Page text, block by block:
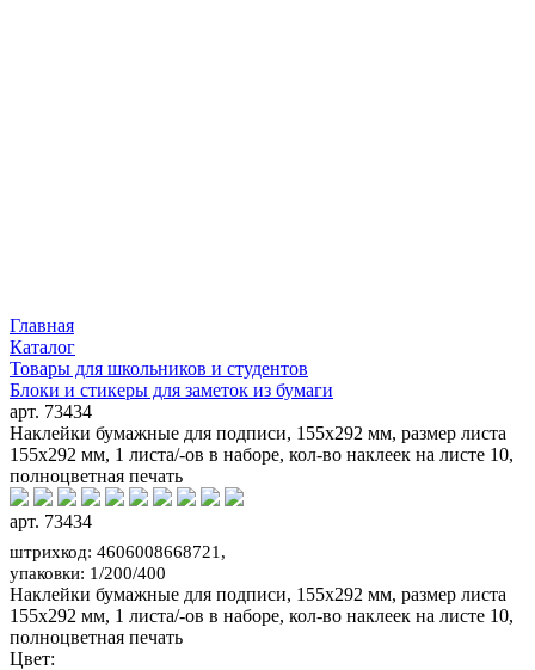
Главная
Каталог
Товары для школьников и студентов
Блоки и стикеры для заметок из бумаги
арт. 73434
Наклейки бумажные для подписи, 155х292 мм, размер листа
155х292 мм, 1 листа/-ов в наборе, кол-во наклеек на листе 10,
полноцветная печать
арт. 73434
штрихкод: 4606008668721,
упаковки: 1/200/400
Наклейки бумажные для подписи, 155х292 мм, размер листа
155х292 мм, 1 листа/-ов в наборе, кол-во наклеек на листе 10,
полноцветная печать
Цвет: